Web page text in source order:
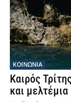
ΚΟΙΝΩΝΙΑ
Καιρός
και